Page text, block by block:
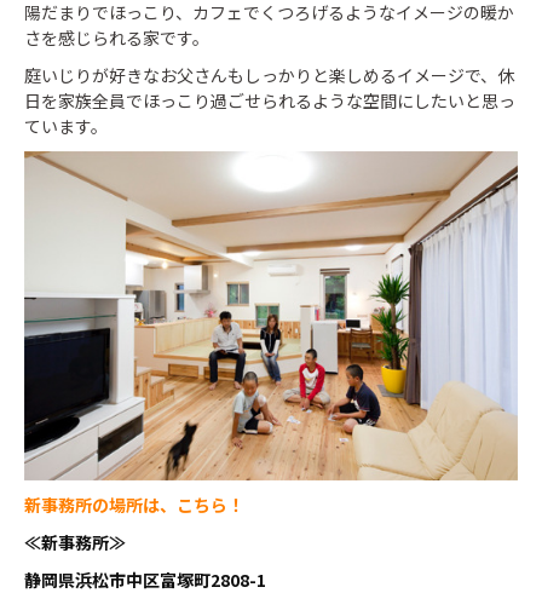
陽だまりでほっこり、カフェでくつろげるようなイメージの暖か
さを感じられる家です。
庭いじりが好きなお父さんもしっかりと楽しめるイメージで、休
日を家族全員でほっこり過ごせられるような空間にしたいと思っ
ています。
新事務所の場所は、こちら！
≪新事務所≫
静岡県浜松市中区富塚町2808-1